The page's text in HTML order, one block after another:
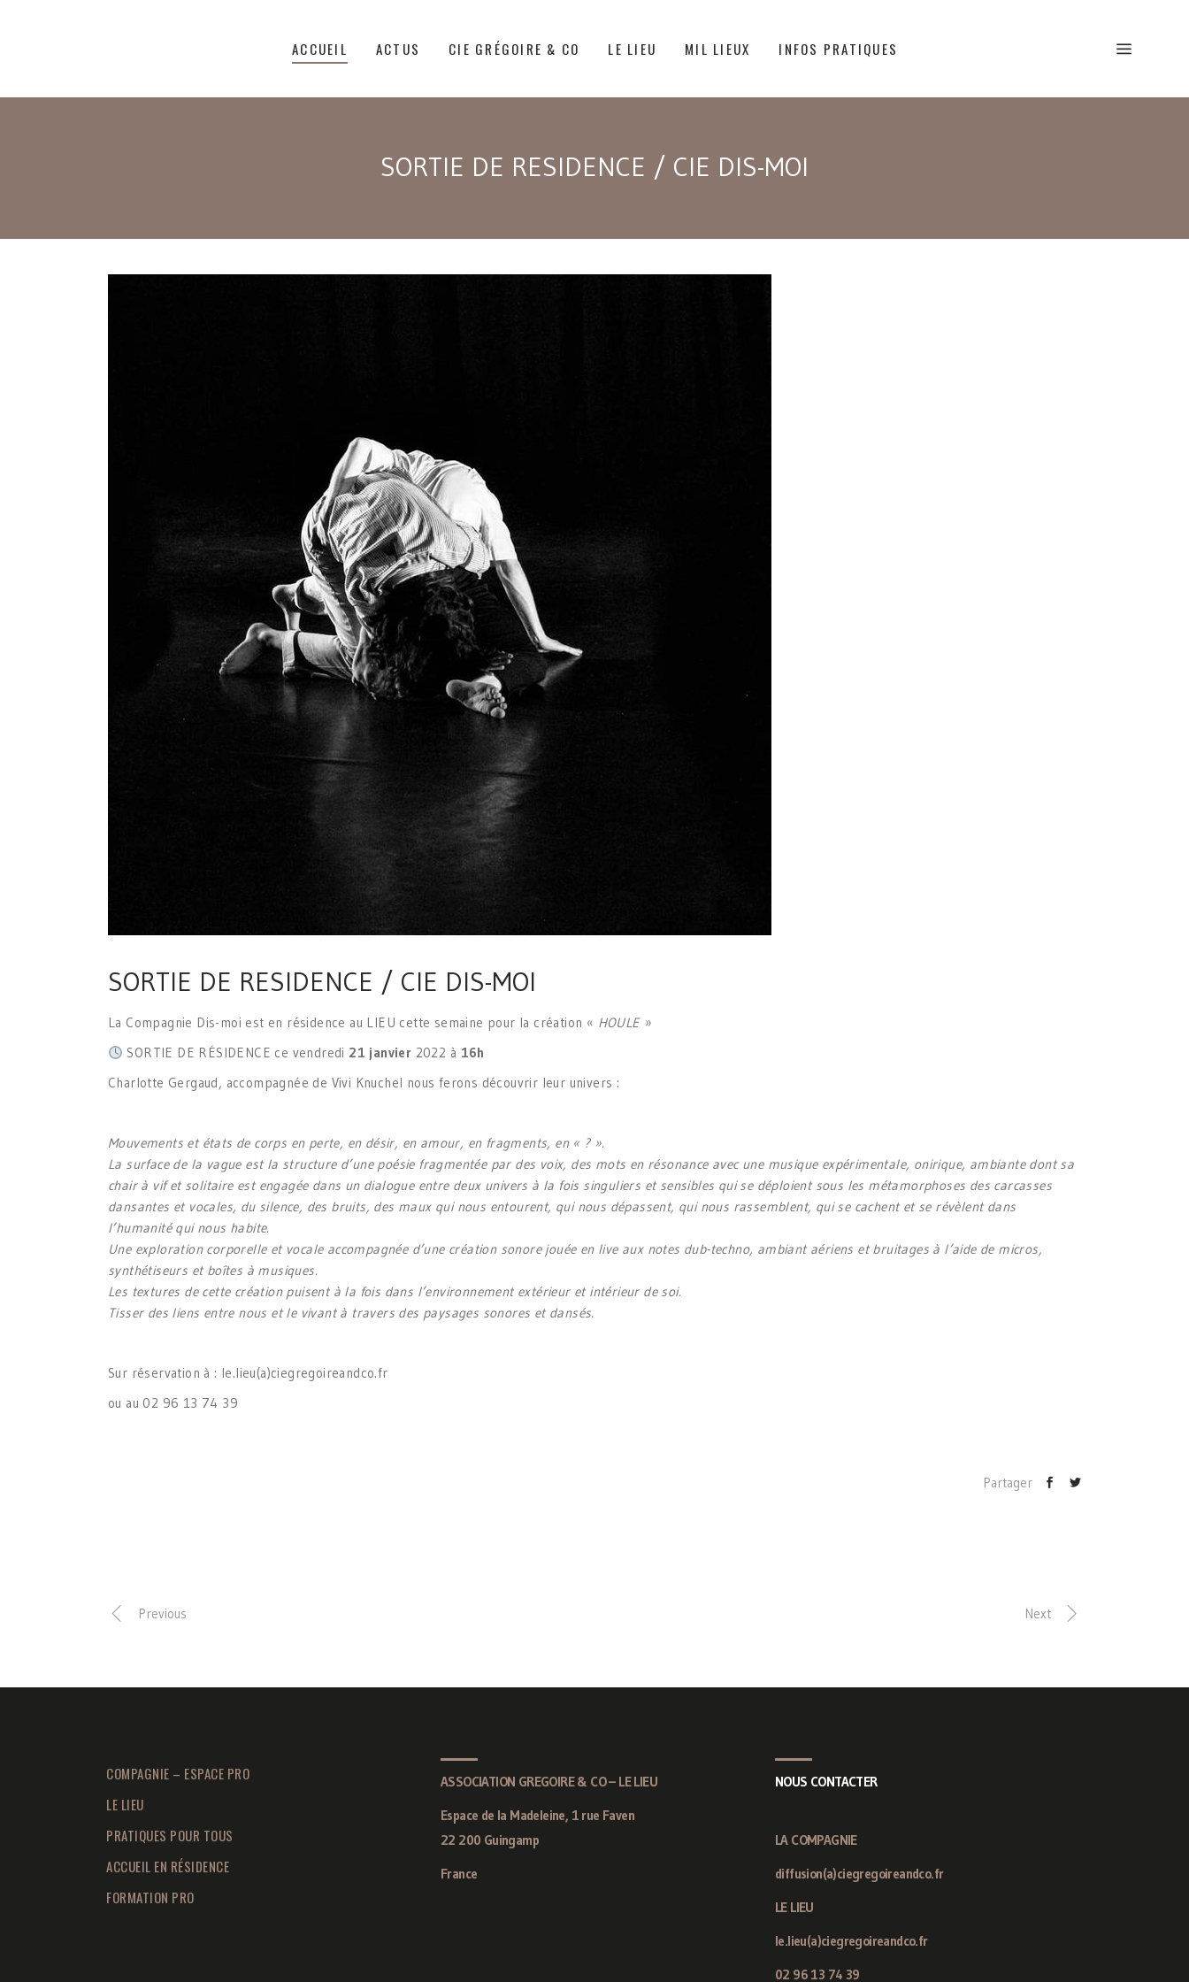
ACCUEIL ACTUS CIE GRÉGOIRE & CO LE LIEU MIL LIEUX INFOS PRATIQUES
SORTIE DE RESIDENCE / CIE DIS-MOI
SORTIE DE RESIDENCE / CIE DIS-MOI
La Compagnie Dis-moi est en résidence au LIEU cette semaine pour la création « HOULE »
SORTIE DE RÉSIDENCE ce vendredi 21 janvier 2022 à 16h
Charlotte Gergaud, accompagnée de Vivi Knuchel nous ferons découvrir leur univers :
Mouvements et états de corps en perte, en désir, en amour, en fragments, en « ? ».
La surface de la vague est la structure d’une poésie fragmentée par des voix, des mots en résonance avec une musique expérimentale, onirique, ambiante dont sa
chair à vif et solitaire est engagée dans un dialogue entre deux univers à la fois singuliers et sensibles qui se déploient sous les métamorphoses des carcasses
dansantes et vocales, du silence, des bruits, des maux qui nous entourent, qui nous dépassent, qui nous rassemblent, qui se cachent et se révèlent dans
l’humanité qui nous habite.
Une exploration corporelle et vocale accompagnée d’une création sonore jouée en live aux notes dub-techno, ambiant aériens et bruitages à l’aide de micros,
synthétiseurs et boîtes à musiques.
Les textures de cette création puisent à la fois dans l’environnement extérieur et intérieur de soi.
Tisser des liens entre nous et le vivant à travers des paysages sonores et dansés.
Sur réservation à : le.lieu(a)ciegregoireandco.fr
ou au 02 96 13 74 39
Partager
Previous Next
COMPAGNIE – ESPACE PRO
LE LIEU
PRATIQUES POUR TOUS
ACCUEIL EN RÉSIDENCE
FORMATION PRO
ASSOCIATION GREGOIRE & CO – LE LIEU
Espace de la Madeleine, 1 rue Faven
22 200 Guingamp
France
NOUS CONTACTER
LA COMPAGNIE
diffusion(a)ciegregoireandco.fr
LE LIEU
le.lieu(a)ciegregoireandco.fr
02 96 13 74 39